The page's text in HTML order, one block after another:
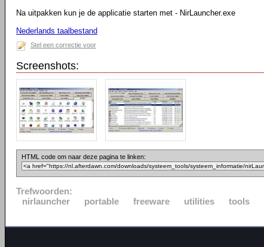
Na uitpakken kun je de applicatie starten met - NirLauncher.exe
Nederlands taalbestand
Stel een correctie voor
Screenshots:
HTML code om naar deze pagina te linken:
Trefwoorden:
nirlauncher
portable freeware utilities tools